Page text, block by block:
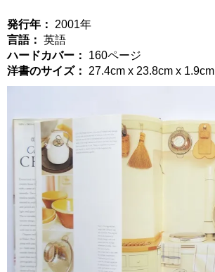
発行年：
2001年
言語： 英語
ハードカバー：
160ページ
洋書のサイズ：
27.4cm x 23.8cm x 1.9cm